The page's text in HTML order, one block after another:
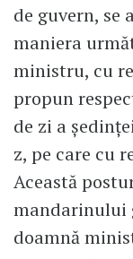
de guvern, se
maniera
ministru, cu
propun
de zi a
z, pe care cu
Această
mandarinului
doamnă